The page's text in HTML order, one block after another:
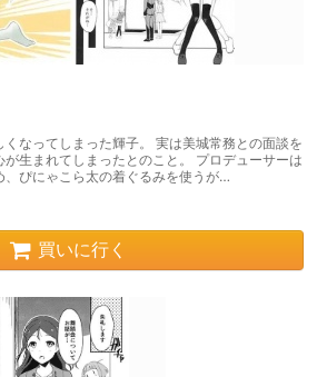
なってしまった輝子。 実は美城常務との面談を
生まれてしまったとのこと。 プロデューサーは
、ぴにゃこら太の着ぐるみを使うが…
買いに行く